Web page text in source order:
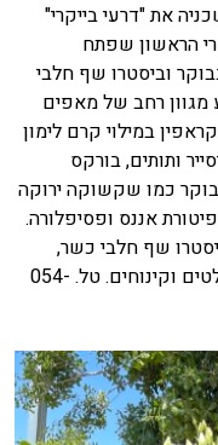
את "דרעי בייקרי"
הראשון שפתח
וביסטרו שף חלבי
רחב של מאפים
במילוי קרם לימון
ותותים, בורקס
בוקר כמו שקשוקה ירוקה
אננס ופסיפלורה.​
שף חלבי כשר,
המציע דגים, פסטות, פיצות מהטאבון, סלטים וקינוחים. טל. 054-